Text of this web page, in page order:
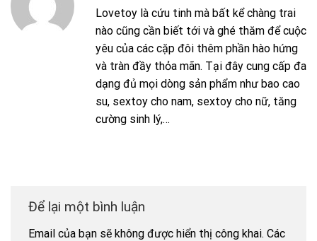
Lovetoy là cứu tinh mà bất kể chàng trai
nào cũng cần biết tới và ghé thăm để cuộc
yêu của các cặp đôi thêm phần hào hứng
và tràn đầy thỏa mãn. Tại đây cung cấp đa
dạng đủ mọi dòng sản phẩm như bao cao
su, sextoy cho nam, sextoy cho nữ, tăng
cường sinh lý,…
Để lại một bình luận
Email của bạn sẽ không được hiển thị công khai. Các